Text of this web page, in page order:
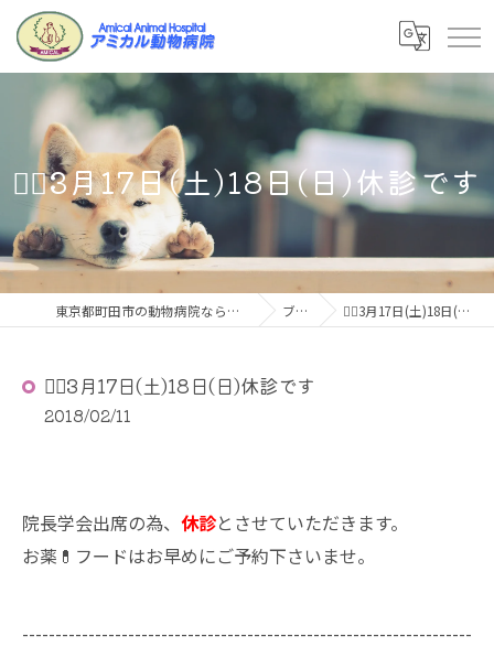
👨‍⚕️3月17日(土)18日(日)休診です
東京都町田市の動物病院ならアミカル動物病院 ブログ 👨‍⚕️3月17日(土)18日(日)休診です
👨‍⚕️3月17日(土)18日(日)休診です
2018/02/11
院長学会出席の為、 休診とさせていただきます。
お薬💊フードはお早めにご予約下さいませ。
--------------------------------------------------------------------